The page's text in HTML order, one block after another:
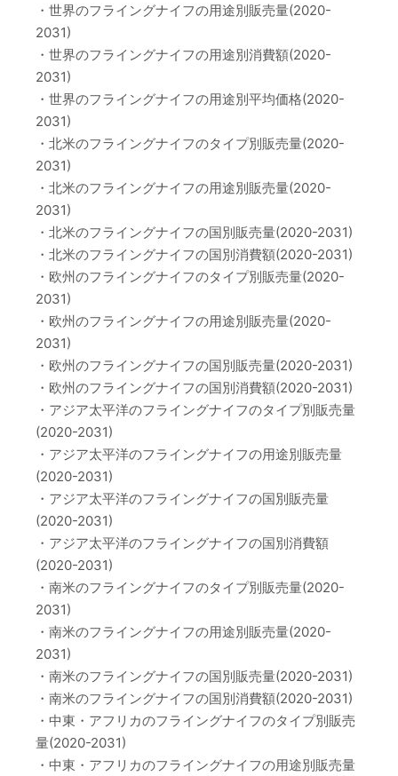
・世界のフライングナイフの用途別販売量(2020-
2031)
・世界のフライングナイフの用途別消費額(2020-
2031)
・世界のフライングナイフの用途別平均価格(2020-
2031)
・北米のフライングナイフのタイプ別販売量(2020-
2031)
・北米のフライングナイフの用途別販売量(2020-
2031)
・北米のフライングナイフの国別販売量(2020-2031)
・北米のフライングナイフの国別消費額(2020-2031)
・欧州のフライングナイフのタイプ別販売量(2020-
2031)
・欧州のフライングナイフの用途別販売量(2020-
2031)
・欧州のフライングナイフの国別販売量(2020-2031)
・欧州のフライングナイフの国別消費額(2020-2031)
・アジア太平洋のフライングナイフのタイプ別販売量
(2020-2031)
・アジア太平洋のフライングナイフの用途別販売量
(2020-2031)
・アジア太平洋のフライングナイフの国別販売量
(2020-2031)
・アジア太平洋のフライングナイフの国別消費額
(2020-2031)
・南米のフライングナイフのタイプ別販売量(2020-
2031)
・南米のフライングナイフの用途別販売量(2020-
2031)
・南米のフライングナイフの国別販売量(2020-2031)
・南米のフライングナイフの国別消費額(2020-2031)
・中東・アフリカのフライングナイフのタイプ別販売
量(2020-2031)
・中東・アフリカのフライングナイフの用途別販売量